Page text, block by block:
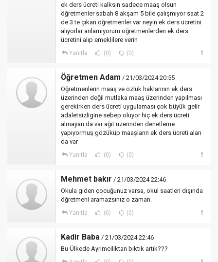
ek ders ücreti kalksın sadece maaş olsun
öğretmenler sabah 8 akşam 5 bile çalışmıyor saat 2
de 3 te çıkan öğretmenler var neyin ek ders ücretini
alıyorlar anlamıyorum öğretmenlerden ek ders
ücretini alıp emeklilere verin
Yanıtla (0) (0)
Öğretmen Adam / 21/03/2024 20:55
Öğretmenlerin maaş ve özlük haklarının ek ders
üzerinden değil mutlaka maaş üzerinden yapılması
gerekirken ders ücreti uygulaması çok büyük gelir
adaletsizligine sebep oluyor hiç ek ders ücreti
almayan da var ağıt üzerinden denetleme
yapıyormuş gözüküp maaşların ek ders ücreti alan
da var
Yanıtla (0) (0)
Mehmet bakır / 21/03/2024 22:46
Okula giden çocuğunuz varsa, okul saatleri dışında
öğretmeni aramazsınız o zaman.
Yanıtla (0) (0)
Kadir Baba / 21/03/2024 22:46
Bu Ülkede Ayrimciliktan bıktık artık???